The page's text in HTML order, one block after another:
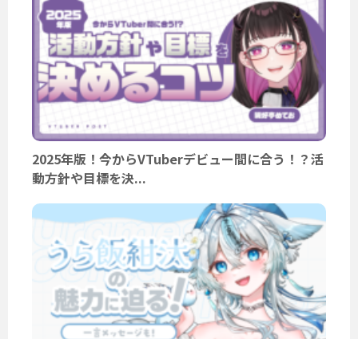
2025年版！今からVTuberデビュー間に合う！？活
動方針や目標を決...